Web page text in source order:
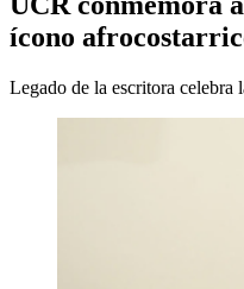
ícono
Legado de la escritora celebra